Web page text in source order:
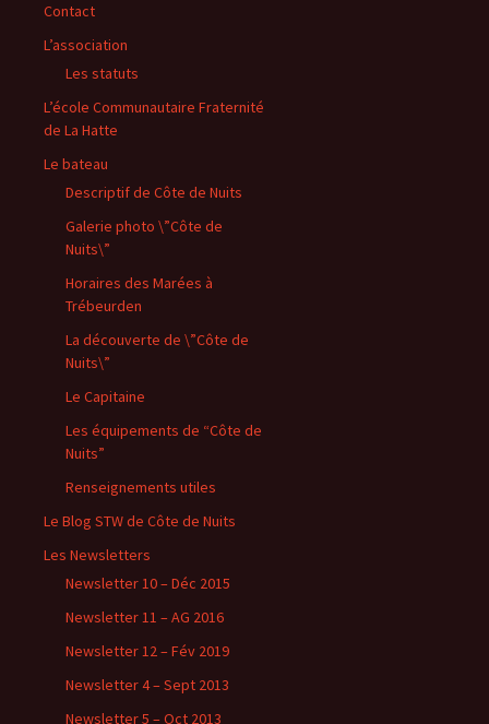
Contact
L’association
Les statuts
L’école Communautaire Fraternité
de La Hatte
Le bateau
Descriptif de Côte de Nuits
Galerie photo \”Côte de
Nuits\”
Horaires des Marées à
Trébeurden
La découverte de \”Côte de
Nuits\”
Le Capitaine
Les équipements de “Côte de
Nuits”
Renseignements utiles
Le Blog STW de Côte de Nuits
Les Newsletters
Newsletter 10 – Déc 2015
Newsletter 11 – AG 2016
Newsletter 12 – Fév 2019
Newsletter 4 – Sept 2013
Newsletter 5 – Oct 2013